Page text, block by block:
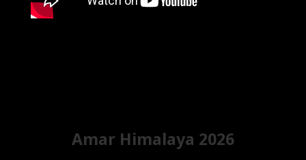
Amar Himalaya 2026